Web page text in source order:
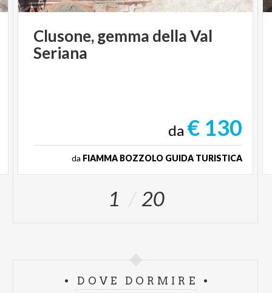
Clusone,gemma dellaVal
Seriana
da € 130
da FIAMMA BOZZOLO GUIDA TURISTICA
1 20
DOVE DORMIRE